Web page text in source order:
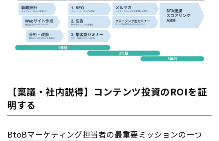
【稟議・社内説得】コンテンツ投資のROIを証
明する
BtoBマーケティング担当者の最重要ミッションの一つ